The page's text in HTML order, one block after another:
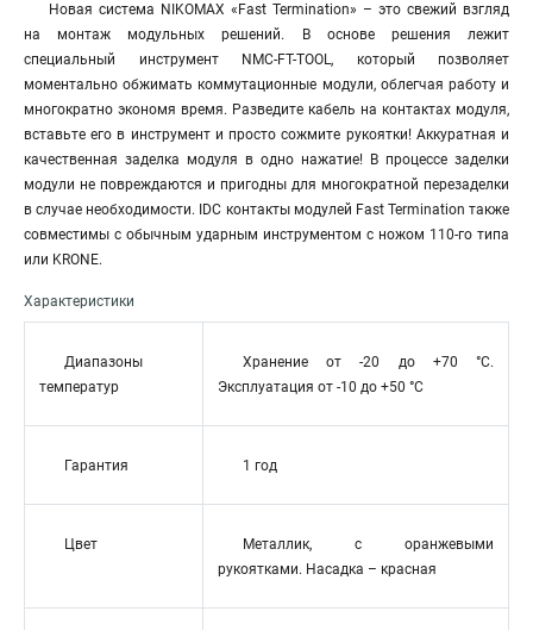
Новая система NIKOMAX «Fast Termination» – это свежий взгляд
на монтаж модульных решений. В основе решения лежит
специальный инструмент NMC-FT-TOOL, который позволяет
моментально обжимать коммутационные модули, облегчая работу и
многократно экономя время. Разведите кабель на контактах модуля,
вставьте его в инструмент и просто сожмите рукоятки! Аккуратная и
качественная заделка модуля в одно нажатие! В процессе заделки
модули не повреждаются и пригодны для многократной перезаделки
в случае необходимости. IDC контакты модулей Fast Termination также
совместимы с обычным ударным инструментом с ножом 110-го типа
или KRONE.
Характеристики
Диапазоны
температур
Хранение от -20 до +70 °C.
Эксплуатация от -10 до +50 °C
Гарантия 1 год
Цвет
Металлик, с оранжевыми
рукоятками. Насадка – красная